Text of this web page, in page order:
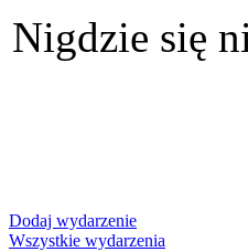
Nigdzie się
Dodaj wydarzenie
Wszystkie wydarzenia